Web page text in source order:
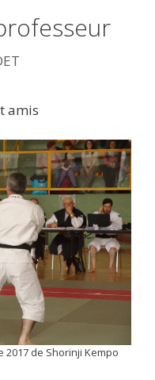
amis
de Shorinji Kempo